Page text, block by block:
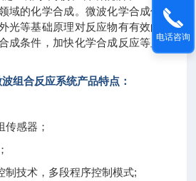
域的化学合成。微波化学合成仪利
光等基础原理对反应物有有效的催
成条件，加快化学合成反应等显著
组合反应系统产品特点：
传感器；
制技术，多段程序控制模式;
电话咨询